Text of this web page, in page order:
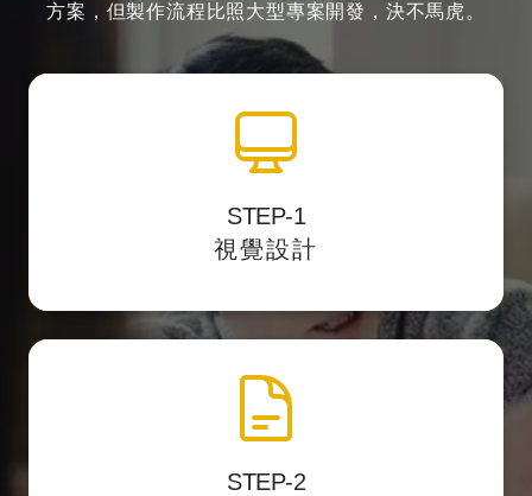
方案， 但製作流程比照大型專案開發，決不馬虎。
STEP-1
視覺設計
透過影像編輯軟體中設計網站介面，
戶預覽網址校稿。
STEP-2
網頁製作切版
以最精準的 HTML標籤結構